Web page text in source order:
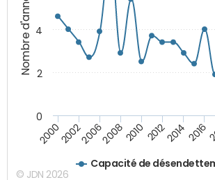
Nombre d'années
Capacité de
20002002200620082010 201220142016
0
2
4
© JDN 2026